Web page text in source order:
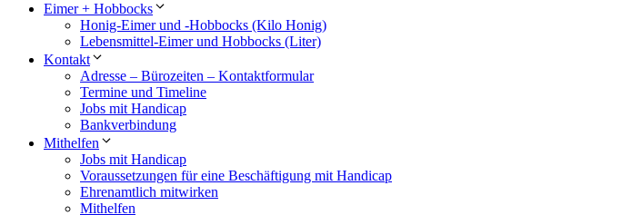
Eimer + Hobbocks
Honig-Eimer und -Hobbocks (Kilo Honig)
Lebensmittel-Eimer und Hobbocks (Liter)
Kontakt
Adresse – Bürozeiten – Kontaktformular
Termine und Timeline
Jobs mit Handicap
Bankverbindung
Mithelfen
Jobs mit Handicap
Voraussetzungen für eine Beschäftigung mit Handicap
Ehrenamtlich mitwirken
Mithelfen